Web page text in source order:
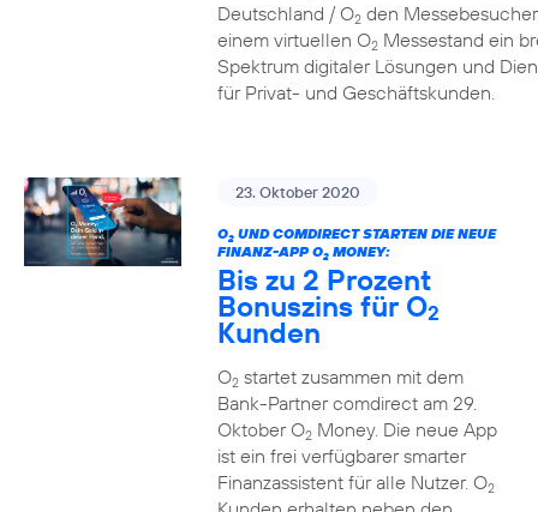
Deutschland / O2den
einem virtuellen O2Messestand ein
Spektrum digitaler Lösungen und
für Privat- und Geschäftskunden.
23. Oktober 2020
O2UND COMDIRECT STARTEN DIE NEUE
FINANZ-APP O2MONEY:
Bis zu 2 Prozent
Bonuszins für O2
Kunden
O2startet zusammen mit dem
Bank-Partner comdirect am 29.
Oktober O2Money. Die neue App
ist ein frei verfügbarer smarter
Finanzassistent für alle Nutzer. O2